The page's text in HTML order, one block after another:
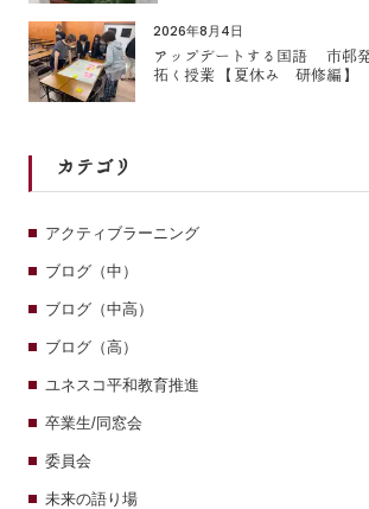
2026年8月4日
アップデートする国語 市邨
拓く授業 【夏休み 研修編】
カテゴリ
アクティブラーニング
ブログ（中）
ブログ（中高）
ブログ（高）
ユネスコ平和教育推進
卒業生/同窓会
委員会
未来の語り場